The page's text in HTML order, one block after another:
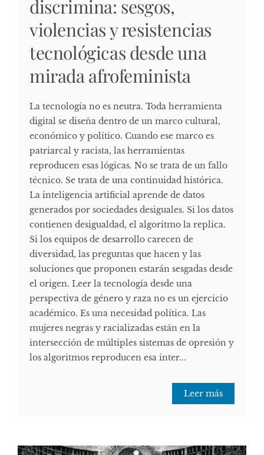
discrimina: sesgos,
violencias y resistencias
tecnológicas desde una
mirada afrofeminista
La tecnología no es neutra. Toda herramienta
digital se diseña dentro de un marco cultural,
económico y político. Cuando ese marco es
patriarcal y racista, las herramientas
reproducen esas lógicas. No se trata de un fallo
técnico. Se trata de una continuidad histórica.
La inteligencia artificial aprende de datos
generados por sociedades desiguales. Si los datos
contienen desigualdad, el algoritmo la replica.
Si los equipos de desarrollo carecen de
diversidad, las preguntas que hacen y las
soluciones que proponen estarán sesgadas desde
el origen. Leer la tecnología desde una
perspectiva de género y raza no es un ejercicio
académico. Es una necesidad política. Las
mujeres negras y racializadas están en la
intersección de múltiples sistemas de opresión y
los algoritmos reproducen esa inter...
Leer más